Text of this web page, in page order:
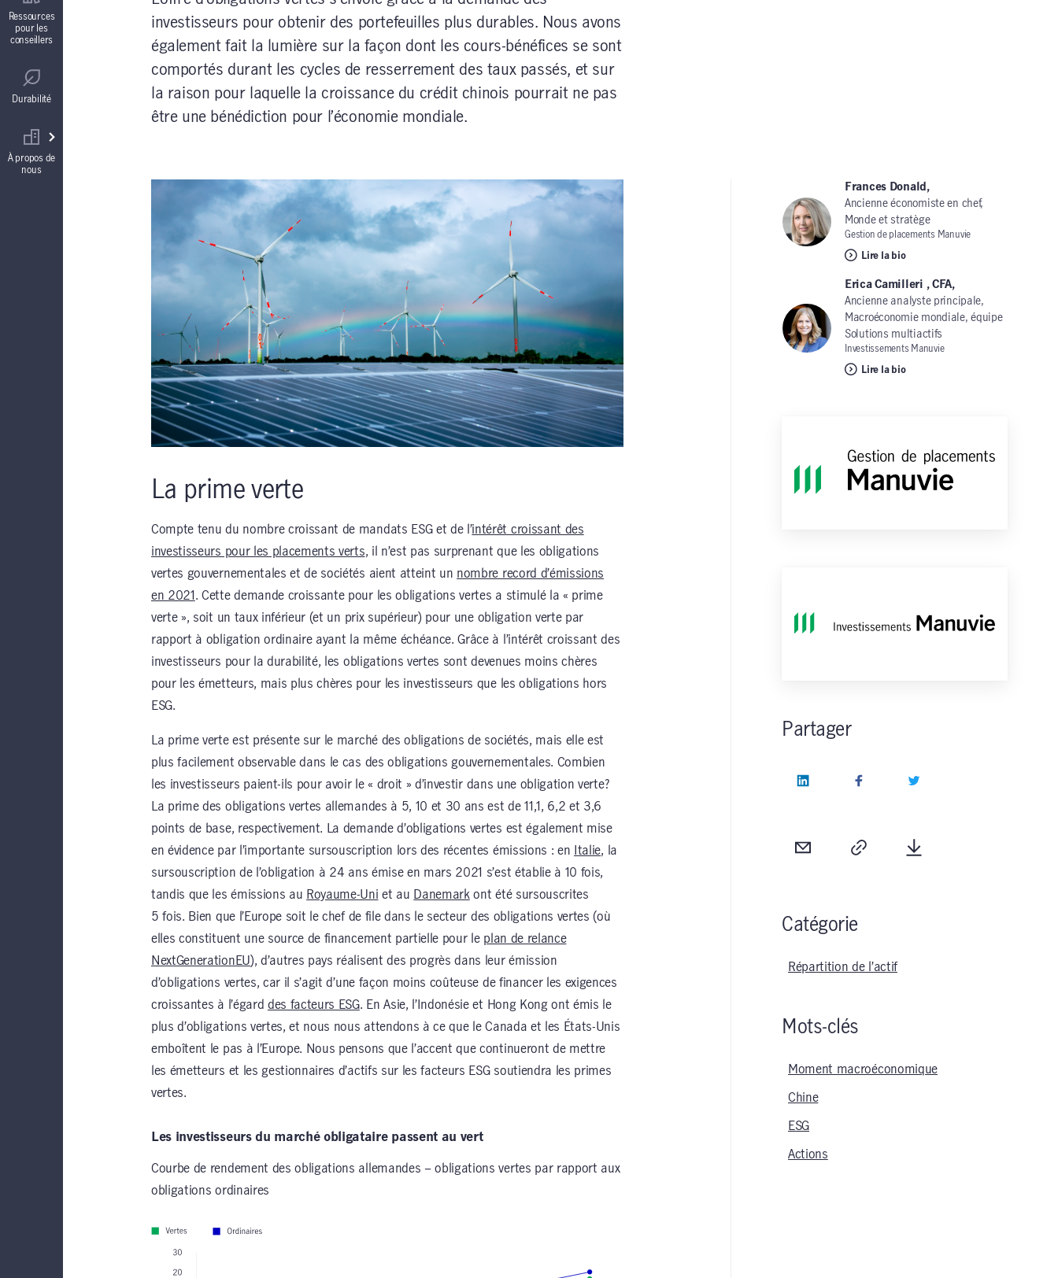
Contrats de fonds distincts
Comptes à intérêt garanti (CIG)
Ressources
pour les
conseillers
Votre équipe commerciale
Durabilité
À propos de
nous
investisseurs pour obtenir des portefeuilles plus durables. Nous avons
également fait la lumière sur la façon dont les cours-bénéfices se sont
comportés durant les cycles de resserrement des taux passés, et sur
la raison pour laquelle la croissance du crédit chinois pourrait ne pas
être une bénédiction pour l’économie mondiale.
La prime verte
Compte tenu du nombre croissant de mandats ESG et de l’intérêt croissant des
investisseurs pour les placements verts, il n’est pas surprenant que les obligations
vertes gouvernementales et de sociétés aient atteint un nombre record d’émissions
en 2021 . Cette demande croissante pour les obligations vertes a stimulé la « prime
verte », soit un taux inférieur (et un prix supérieur) pour une obligation verte par
rapport à obligation ordinaire ayant la même échéance. Grâce à l’intérêt croissant des
investisseurs pour la durabilité, les obligations vertes sont devenues moins chères
pour les émetteurs, mais plus chères pour les investisseurs que les obligations hors
ESG.
La prime verte est présente sur le marché des obligations de sociétés, mais elle est
plus facilement observable dans le cas des obligations gouvernementales. Combien
les investisseurs paient-ils pour avoir le « droit » d’investir dans une obligation verte?
La prime des obligations vertes allemandes à 5, 10 et 30 ans est de 11,1, 6,2 et 3,6
points de base, respectivement. La demande d’obligations vertes est également mise
en évidence par l’importante sursouscription lors des récentes émissions : en
Italie, la
sursouscription de l’obligation à 24 ans émise en mars 2021 s’est établie à 10 fois,
tandis que les émissions au Royaume-Uni et au Danemark ont été sursouscrites
5 fois. Bien que l’Europe soit le chef de file dans le secteur des obligations vertes (où
elles constituent une source de financement partielle pour le plan de relance
NextGenerationEU), d’autres pays réalisent des progrès dans leur émission
d’obligations vertes, car il s’agit d’une façon moins coûteuse de financer les exigences
croissantes à l’égard des facteurs ESG. En Asie, l’Indonésie et Hong Kong ont émis le
plus d’obligations vertes, et nous nous attendons à ce que le Canada et les États-Unis
emboîtent le pas à l’Europe. Nous pensons que l’accent que continueront de mettre
les émetteurs et les gestionnaires d’actifs sur les facteurs ESG soutiendra les primes
vertes.
Les investisseurs du marché obligataire passent au vert
Courbe de rendement des obligations allemandes – obligations vertes par rapport aux
obligations ordinaires
Frances Donald,
Ancienne économiste en chef,
Monde et stratège
Gestion de placements Manuvie
Lire la bio
Erica Camilleri , CFA,
Ancienne analyste principale,
Macroéconomie mondiale, équipe
Solutions multiactifs
Investissements Manuvie
Lire la bio
Partager
LinkedIn Facebook
Courriel
Catégorie
Répartition de l’actif
Mots-clés
Moment macroéconomique
Chine
ESG
Actions